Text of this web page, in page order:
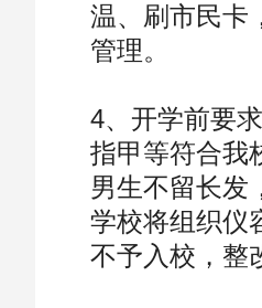
温、刷市民卡
管理。
4、开学前要
指甲等符合我
男生不留长发
学校将组织仪
不予入校，整